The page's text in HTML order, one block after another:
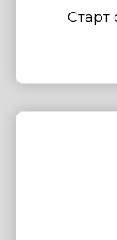
Старт